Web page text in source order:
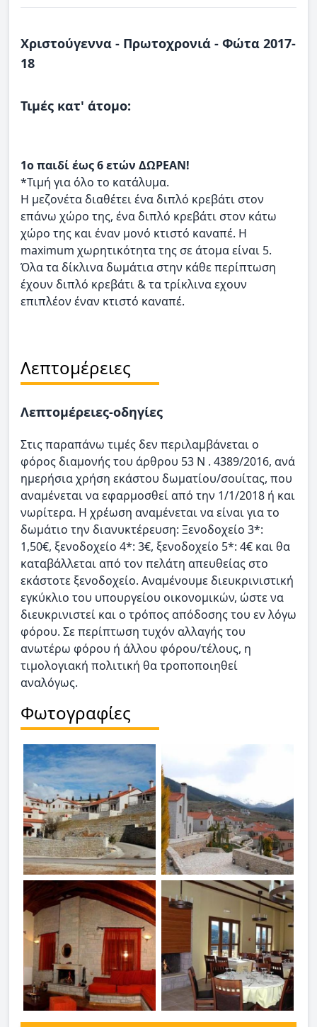
Χριστούγεννα - Πρωτοχρονιά - Φώτα 2017-
18
Τιμές κατ' άτομο:
1ο παιδί έως 6 ετών ΔΩΡΕΑΝ!
*Τιμή για όλο το κατάλυμα.
Η μεζονέτα διαθέτει ένα διπλό κρεβάτι στον
επάνω χώρο της, ένα διπλό κρεβάτι στον κάτω
χώρο της και έναν μονό κτιστό καναπέ. Η
maximum χωρητικότητα της σε άτομα είναι 5.
Όλα τα δίκλινα δωμάτια στην κάθε περίπτωση
έχουν διπλό κρεβάτι & τα τρίκλινα εχουν
επιπλέον έναν κτιστό καναπέ.
Λεπτομέρειες
Λεπτομέρειες-οδηγίες
Στις παραπάνω τιμές δεν περιλαμβάνεται ο
φόρος διαμονής του άρθρου 53 Ν . 4389/2016, ανά
ημερήσια χρήση εκάστου δωματίου/σουίτας, που
αναμένεται να εφαρμοσθεί από την 1/1/2018 ή και
νωρίτερα. Η χρέωση αναμένεται να είναι για το
δωμάτιο την διανυκτέρευση: Ξενοδοχείο 3*:
1,50€, ξενοδοχείο 4*: 3€, ξενοδοχείο 5*: 4€ και θα
καταβάλλεται από τον πελάτη απευθείας στο
εκάστοτε ξενοδοχείο. Αναμένουμε διευκρινιστική
εγκύκλιο του υπουργείου οικονομικών, ώστε να
διευκρινιστεί και ο τρόπος απόδοσης του εν λόγω
φόρου. Σε περίπτωση τυχόν αλλαγής του
ανωτέρω φόρου ή άλλου φόρου/τέλους, η
τιμολογιακή πολιτική θα τροποποιηθεί
αναλόγως.
Φωτογραφίες